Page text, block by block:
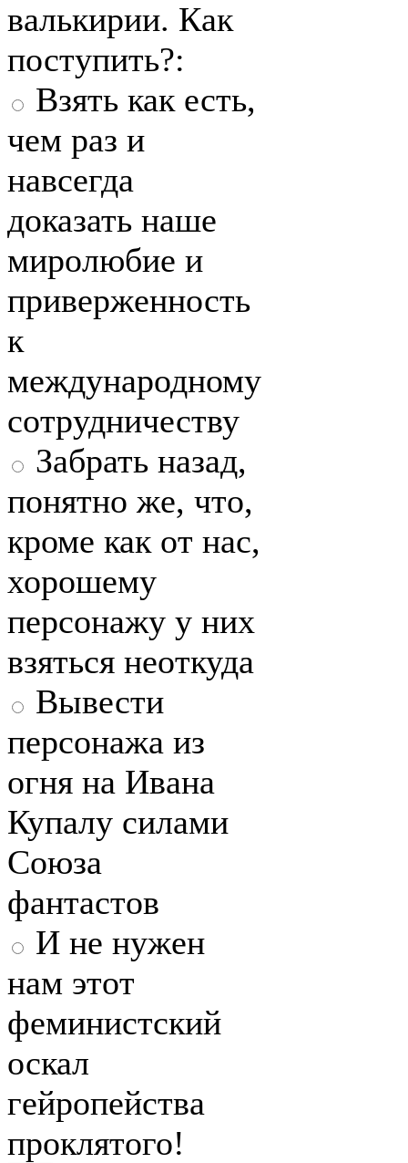
валькирии. Как
поступить?:
Взять как есть,
чем раз и
навсегда
доказать наше
миролюбие и
приверженность
к
международному
сотрудничеству
Забрать назад,
понятно же, что,
кроме как от нас,
хорошему
персонажу у них
взяться неоткуда
Вывести
персонажа из
огня на Ивана
Купалу силами
Союза
фантастов
И не нужен
нам этот
феминистский
оскал
гейропейства
проклятого!